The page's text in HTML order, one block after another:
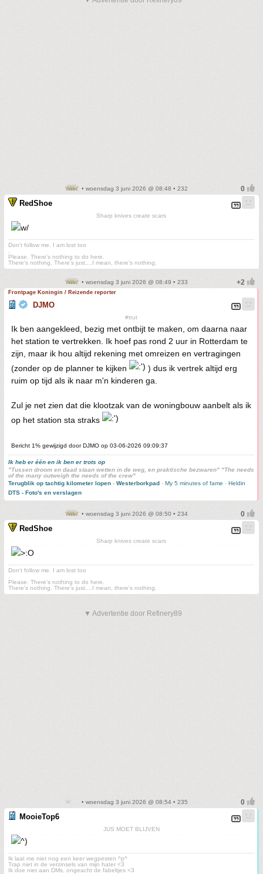
• woensdag 3 juni 2026 @ 08:48 • 232
RedShoe
Sharp knives create scars
Don't follow me. I am lost too
Please. There's nothing to do here.
There's nothing. There's just....I mean, there's nothing.
• woensdag 3 juni 2026 @ 08:49 • 233
Frontpage Koningin / Reizende reporter
DJMO
#trut
Ik ben aangekleed, bezig met ontbijt te maken, om daarna naar
het station te vertrekken. Ik hoef pas rond 2 uur in Rotterdam te
zijn, maar ik hou altijd rekening met omreizen en vertragingen
(zonder op de planner te kijken
) dus ik vertrek altijd erg
ruim op tijd als ik naar m'n kinderen ga.
Zul je net zien dat die klootzak van de woningbouw aanbelt als ik
op het station sta straks
Bericht 1% gewijzigd door DJMO op 03-06-2026 09:09:37
Ik heb er één en ik ben er trots op
"Tussen droom en daad staan wetten in de weg, en praktische bezwaren" "The needs
of the many outweigh the needs of the crew"
Terugblik op tachtig kilometer lopen - Westerborkpad - My 5 minutes of fame - Heldin
DTS - Foto's en verslagen
• woensdag 3 juni 2026 @ 08:50 • 234
RedShoe
Sharp knives create scars
Don't follow me. I am lost too
Please. There's nothing to do here.
There's nothing. There's just....I mean, there's nothing.
▼ Advertentie door Refinery89
• woensdag 3 juni 2026 @ 08:54 • 235
MooieTop6
JUS MOET BLIJVEN
Ik laat me niet nog een keer wegpesten ^p^
Trap niet in de verzinsels van mijn hater <3
Ik doe niet aan DMs, ongeacht de fabeltjes <3